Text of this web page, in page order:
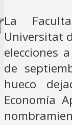
La
Universitat
elecciones
de
hueco
Economía